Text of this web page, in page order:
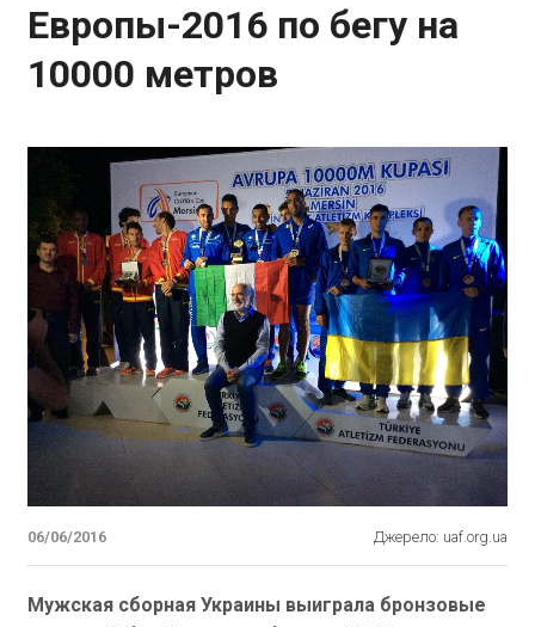
Европы-2016 по бегу на
10000 метров
06/06/2016 Джерело: uaf.org.ua
Мужская сборная Украины выиграла бронзовые